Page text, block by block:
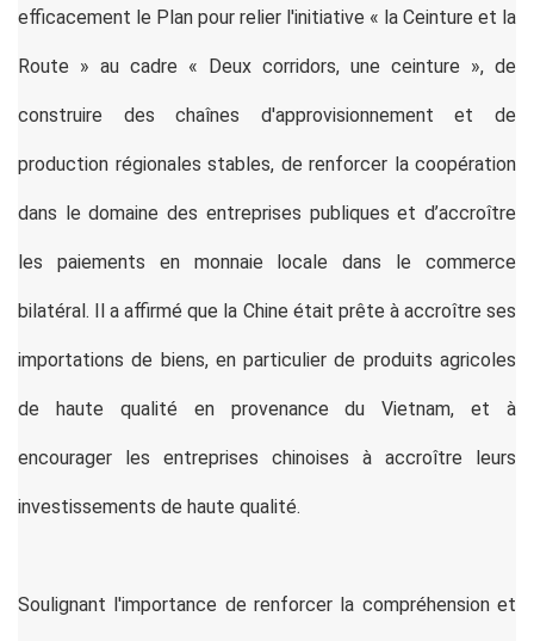
efficacement le Plan pour relier l'initiative « la Ceinture et la
Route » au cadre « Deux corridors, une ceinture », de
construire des chaînes d'approvisionnement et de
production régionales stables, de renforcer la coopération
dans le domaine des entreprises publiques et d’accroître
les paiements en monnaie locale dans le commerce
bilatéral. Il a affirmé que la Chine était prête à accroître ses
importations de biens, en particulier de produits agricoles
de haute qualité en provenance du Vietnam, et à
encourager les entreprises chinoises à accroître leurs
investissements de haute qualité.
Soulignant l'importance de renforcer la compréhension et